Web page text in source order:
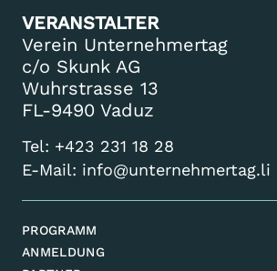
VERANSTALTER
Verein Unternehmertag
c/o Skunk AG
Wuhrstrasse 13
FL-9490 Vaduz
Tel: +423 231 18 28
E-Mail: info@unternehmertag.li
PROGRAMM
ANMELDUNG